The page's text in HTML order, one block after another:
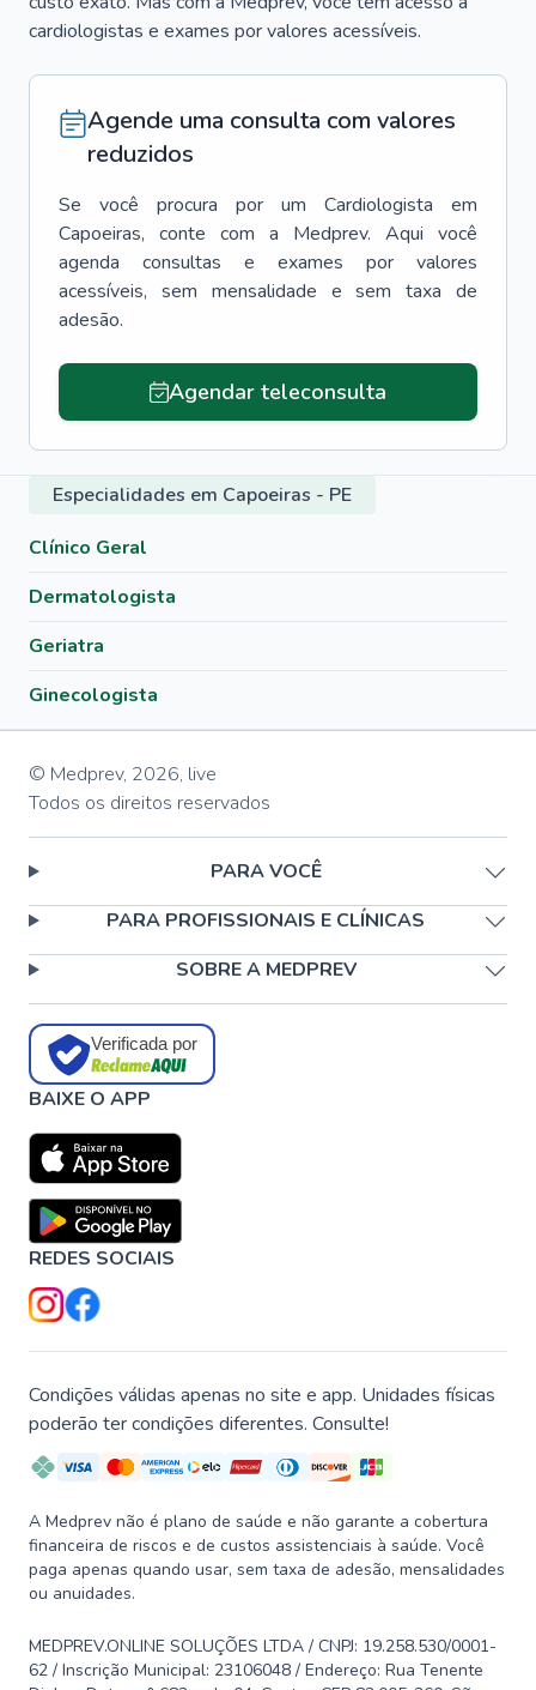
cardiologistas e exames por valores acessíveis.
Agende uma consulta com valores
reduzidos
Se você procura por um Cardiologista
em
Capoeiras, conte com a Medprev. Aqui você
agenda consultas e exames por valores
acessíveis, sem mensalidade e sem taxa de
adesão.
Agendar teleconsulta
Especialidades em Capoeiras - PE
Clínico Geral
Dermatologista
Geriatra
Ginecologista
© Medprev, 2026, live
Todos os direitos reservados
PARA VOCÊ
PARA PROFISSIONAIS E CLÍNICAS
SOBRE A MEDPREV
Verificada por
BAIXE O APP
REDES SOCIAIS
Condições válidas apenas no site e app. Unidades físicas
poderão ter condições diferentes. Consulte!
A Medprev não é plano de saúde e não garante a cobertura
financeira de riscos e de custos assistenciais à saúde. Você
paga apenas quando usar, sem taxa de adesão, mensalidades
ou anuidades.
MEDPREV.ONLINE SOLUÇÕES LTDA / CNPJ: 19.258.530/0001-
62 / Inscrição Municipal: 23106048 / Endereço: Rua Tenente